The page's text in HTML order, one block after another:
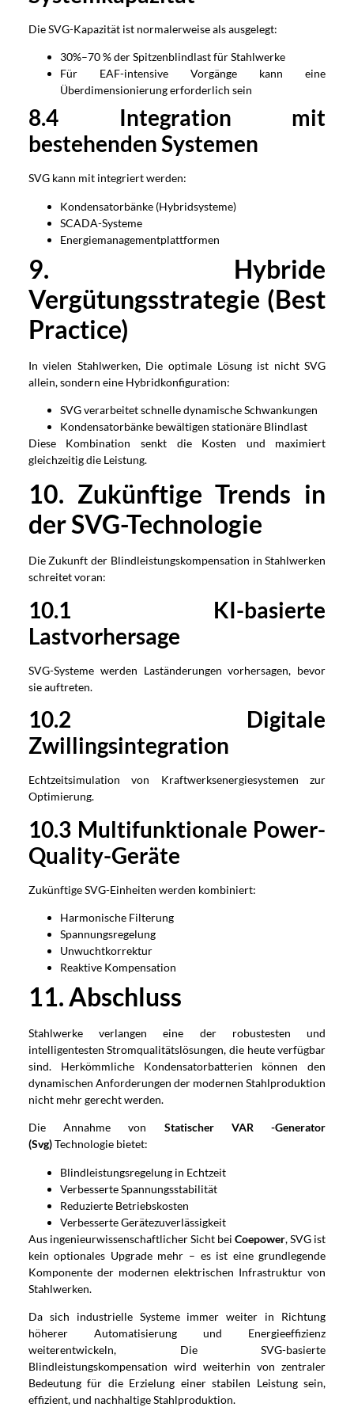
Die SVG-Kapazität ist normalerweise als ausgelegt:
30%–70 % der Spitzenblindlast für Stahlwerke
Für EAF-intensive Vorgänge kann eine
Überdimensionierung erforderlich sein
8.4 Integration mit
bestehenden Systemen
SVG kann mit integriert werden:
Kondensatorbänke (Hybridsysteme)
SCADA-Systeme
Energiemanagementplattformen
9. Hybride
Vergütungsstrategie (Best
Practice)
In vielen Stahlwerken, Die optimale Lösung ist nicht SVG
allein, sondern eine Hybridkonfiguration:
SVG verarbeitet schnelle dynamische Schwankungen
Kondensatorbänke bewältigen stationäre Blindlast
Diese Kombination senkt die Kosten und maximiert
gleichzeitig die Leistung.
10. Zukünftige Trends in
der SVG-Technologie
Die Zukunft der Blindleistungskompensation in Stahlwerken
schreitet voran:
10.1 KI-basierte
Lastvorhersage
SVG-Systeme werden Laständerungen vorhersagen, bevor
sie auftreten.
10.2 Digitale
Zwillingsintegration
Echtzeitsimulation von Kraftwerksenergiesystemen zur
Optimierung.
10.3 Multifunktionale Power-
Quality-Geräte
Zukünftige SVG-Einheiten werden kombiniert:
Harmonische Filterung
Spannungsregelung
Unwuchtkorrektur
Reaktive Kompensation
11. Abschluss
Stahlwerke verlangen eine der robustesten und
intelligentesten Stromqualitätslösungen, die heute verfügbar
sind. Herkömmliche Kondensatorbatterien können den
dynamischen Anforderungen der modernen Stahlproduktion
nicht mehr gerecht werden.
Die Annahme von Statischer VAR -Generator
(Svg)Technologie bietet:
Blindleistungsregelung in Echtzeit
Verbesserte Spannungsstabilität
Reduzierte Betriebskosten
Verbesserte Gerätezuverlässigkeit
Aus ingenieurwissenschaftlicher Sicht beiCoepower, SVG ist
kein optionales Upgrade mehr – es ist eine grundlegende
Komponente der modernen elektrischen Infrastruktur von
Stahlwerken.
Da sich industrielle Systeme immer weiter in Richtung
höherer Automatisierung und Energieeffizienz
weiterentwickeln, Die SVG-basierte
Blindleistungskompensation wird weiterhin von zentraler
Bedeutung für die Erzielung einer stabilen Leistung sein,
effizient, und nachhaltige Stahlproduktion.